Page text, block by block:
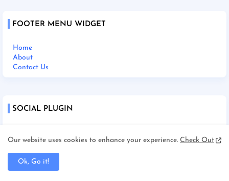
FOOTER MENU WIDGET
Home
About
Contact Us
SOCIAL PLUGIN
Home
About Us
Our website uses cookies to enhance your experience. Check Out
Ok, Go it!